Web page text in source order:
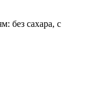
без сахара, с